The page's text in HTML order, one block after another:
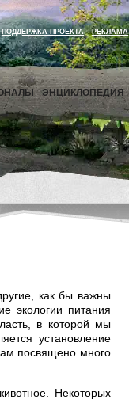
ПОДДЕРЖКА ПРОЕКТА РЕКЛАМА
ЭНЦИКЛОПЕДИЯ
как бы важны
экологии питания
в которой мы
установление
посвящено много
Некоторых